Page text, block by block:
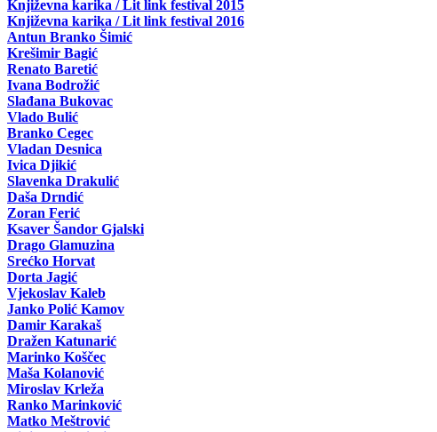
Književna karika / Lit link festival 2015
Književna karika / Lit link festival 2016
Antun Branko Šimić
Krešimir Bagić
Renato Baretić
Ivana Bodrožić
Slađana Bukovac
Vlado Bulić
Branko Cegec
Vladan Desnica
Ivica Djikić
Slavenka Drakulić
Daša Drndić
Zoran Ferić
Ksaver Šandor Gjalski
Drago Glamuzina
Srećko Horvat
Dorta Jagić
Vjekoslav Kaleb
Janko Polić Kamov
Damir Karakaš
Dražen Katunarić
Marinko Koščec
Maša Kolanović
Miroslav Krleža
Ranko Marinković
Matko Meštrović